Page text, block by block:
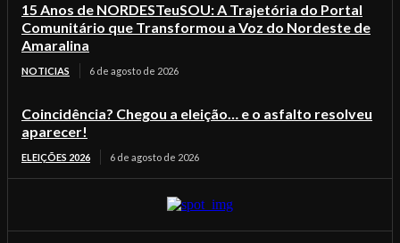
15 Anos de NORDESTeuSOU: A Trajetória do Portal
Comunitário que Transformou a Voz do Nordeste de
Amaralina
NOTICIAS 6 de agosto de 2026
Coincidência? Chegou a eleição… e o asfalto resolveu
aparecer!
ELEIÇÕES 2026 6 de agosto de 2026